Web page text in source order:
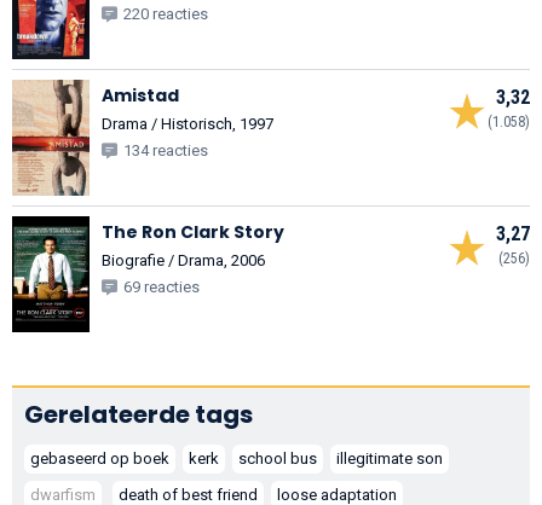
220 reacties
3,32
(1.058)
Amistad
Drama / Historisch, 1997
134 reacties
3,27
(256)
The Ron Clark Story
Biografie / Drama, 2006
69 reacties
Gerelateerde tags
gebaseerd op boek kerk school bus
illegitimate son
dwarfism
death of best friend loose adaptation